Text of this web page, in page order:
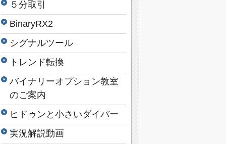
５分取引
BinaryRX2
シグナルツール
トレンド転換
バイナリーオプション教室
のご案内
ヒドゥンと小さいダイバー
実況解説動画